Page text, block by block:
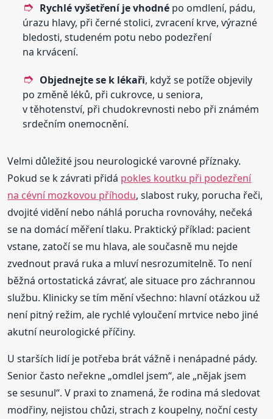
Rychlé vyšetření je vhodné po omdlení, pádu,
úrazu hlavy, při černé stolici, zvracení krve, výrazné
bledosti, studeném potu nebo podezření
na krvácení.
Objednejte se k lékaři, když se potíže objevily
po změně léků, při cukrovce, u seniora,
v těhotenství, při chudokrevnosti nebo při známém
srdečním onemocnění.
Velmi důležité jsou neurologické varovné příznaky.
Pokud se k závrati přidá pokles koutku při podezření
na cévní mozkovou příhodu, slabost ruky, porucha řeči,
dvojité vidění nebo náhlá porucha rovnováhy, nečeká
se na domácí měření tlaku. Praktický příklad: pacient
vstane, zatočí se mu hlava, ale současně mu nejde
zvednout pravá ruka a mluví nesrozumitelně. To není
běžná ortostatická závrať, ale situace pro záchrannou
službu. Klinicky se tím mění všechno: hlavní otázkou už
není pitný režim, ale rychlé vyloučení mrtvice nebo jiné
akutní neurologické příčiny.
U starších lidí je potřeba brát vážně i nenápadné pády.
Senior často neřekne „omdlel jsem“, ale „nějak jsem
se sesunul“. V praxi to znamená, že rodina má sledovat
modřiny, nejistou chůzi, strach z koupelny, noční cesty